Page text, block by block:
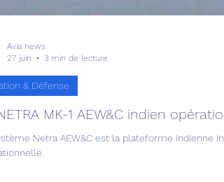
Avia news
27 juin
3 min de lecture
& Défense
MK-1 AEW&C indien